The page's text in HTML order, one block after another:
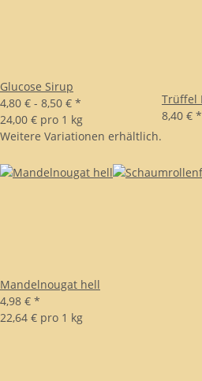
Glucose Sirup
4,80 € - 8,50 € *
24,00 € pro 1 kg
Weitere Variationen erhältlich.
Trüffel
8,40 € *
Mandelnougat hell
4,98 € *
22,64 € pro 1 kg